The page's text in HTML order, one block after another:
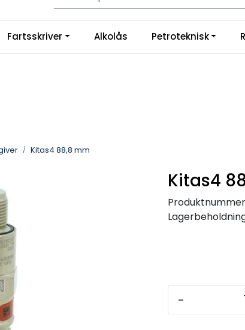
Logg inn for å handle
| Instagram
Fartsskriver Alkolås Petroteknisk
Kitas4 88,8 mm
Kitas4
-